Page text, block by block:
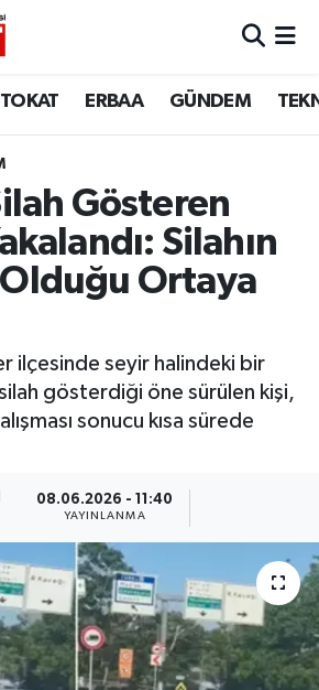
TOKAT ERBAA GÜNDEM
Gösteren
Silahın
Ortaya
ilçesinde seyir halindeki bir
gösterdiği öne sürülen kişi,
sonucu kısa sürede
08.06.2026 - 11:40
YAYINLANMA